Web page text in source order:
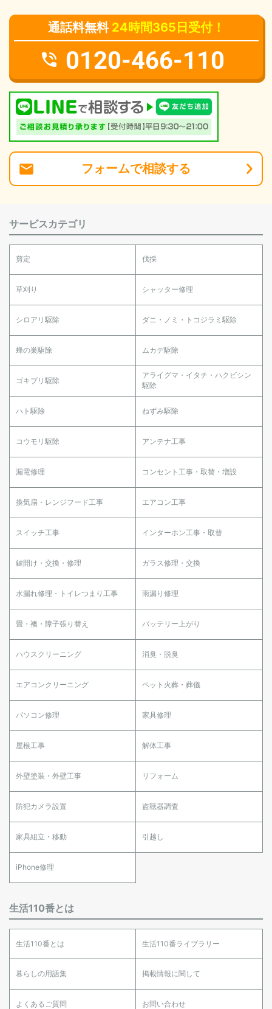
通話料無料 24時間365日受付！
0120-466-110
フォームで相談する
サービスカテゴリ
剪定 伐採
草刈り シャッター修理
シロアリ駆除 ダニ・ノミ・トコジラミ駆除
蜂の巣駆除 ムカデ駆除
ゴキブリ駆除
アライグマ・イタチ・ハクビシン
駆除
ハト駆除 ねずみ駆除
コウモリ駆除 アンテナ工事
漏電修理 コンセント工事・取替・増設
換気扇・レンジフード工事 エアコン工事
スイッチ工事 インターホン工事・取替
鍵開け・交換・修理 ガラス修理・交換
水漏れ修理・トイレつまり工事 雨漏り修理
畳・襖・障子張り替え バッテリー上がり
ハウスクリーニング 消臭・脱臭
エアコンクリーニング ペット火葬・葬儀
パソコン修理 家具修理
屋根工事 解体工事
外壁塗装・外壁工事 リフォーム
防犯カメラ設置 盗聴器調査
家具組立・移動 引越し
iPhone修理
生活110番とは
生活110番とは 生活110番ライブラリー
暮らしの用語集 掲載情報に関して
よくあるご質問 お問い合わせ